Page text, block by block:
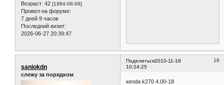
Возраст: 42 [1984-08-06]
Провел на форуме:
7 дней 9 часов
Последний визит:
2026-06-27 20:39:47
Поделиться 18
2010-11-18
10:24:25
saniokdn
слежу за порядком
кenda k270 4.00-18